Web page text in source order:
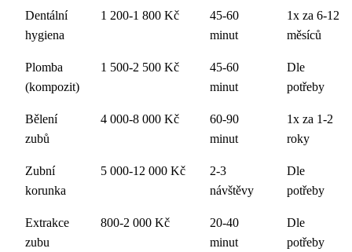
Dentální
hygiena
1 200-1 800 Kč
45-60
minut
1x za 6-12
měsíců
Plomba
(kompozit)
1 500-2 500 Kč
45-60
minut
Dle
potřeby
Bělení
zubů
4 000-8 000 Kč
60-90
minut
1x za 1-2
roky
Zubní
korunka
5 000-12 000 Kč
2-3
návštěvy
Dle
potřeby
Extrakce
zubu
800-2 000 Kč
20-40
minut
Dle
potřeby